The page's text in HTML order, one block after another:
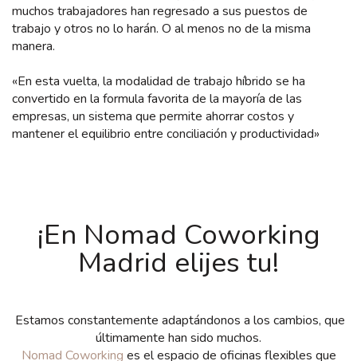
muchos trabajadores han regresado a sus puestos de
trabajo y otros no lo harán. O al menos no de la misma
manera.
«En esta vuelta, la modalidad de trabajo híbrido se ha
convertido en la formula favorita de la mayoría de las
empresas, un sistema que permite ahorrar costos y
mantener el equilibrio entre conciliación y productividad»
¡En Nomad Coworking
Madrid elijes tu!
Estamos constantemente adaptándonos a los cambios, que
últimamente han sido muchos.
Nomad Coworking es el espacio de oficinas flexibles que